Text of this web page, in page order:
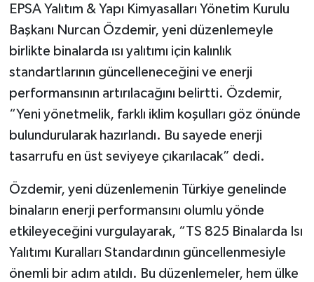
EPSA Yalıtım & Yapı Kimyasalları Yönetim Kurulu
Başkanı Nurcan Özdemir, yeni düzenlemeyle
birlikte binalarda ısı yalıtımı için kalınlık
standartlarının güncelleneceğini ve enerji
performansının artırılacağını belirtti. Özdemir,
“Yeni yönetmelik, farklı iklim koşulları göz önünde
bulundurularak hazırlandı. Bu sayede enerji
tasarrufu en üst seviyeye çıkarılacak” dedi.
Özdemir, yeni düzenlemenin Türkiye genelinde
binaların enerji performansını olumlu yönde
etkileyeceğini vurgulayarak, “TS 825 Binalarda Isı
Yalıtımı Kuralları Standardının güncellenmesiyle
önemli bir adım atıldı. Bu düzenlemeler, hem ülke